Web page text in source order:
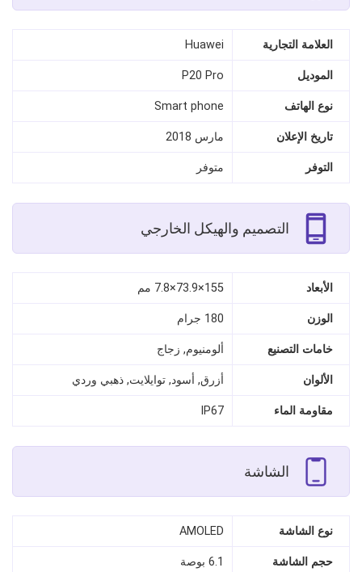
العلامة التجارية Huawei
الموديل P20 Pro
نوع الهاتف Smart phone
تاريخ الإعلان مارس 2018
التوفر متوفر
التصميم والهيكل الخارجي
الأبعاد 155×73.9×7.8 مم
الوزن 180 جرام
خامات التصنيع ألومنيوم, زجاج
الألوان أزرق, أسود, توايلايت, ذهبي وردي
مقاومة الماء IP67
الشاشة
نوع الشاشة AMOLED
حجم الشاشة 6.1 بوصة